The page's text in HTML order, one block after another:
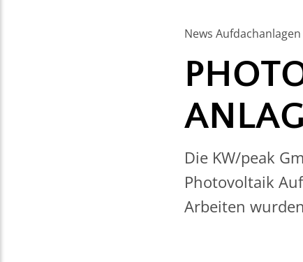
News
Die KW/peak
Photovoltaik
Arbeiten